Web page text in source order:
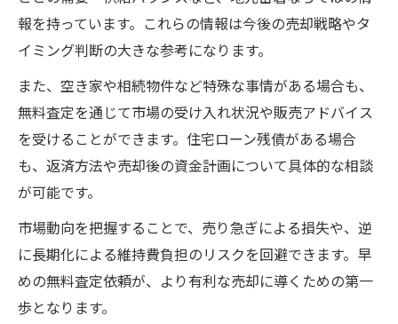
報を持っています。これらの情報は今後の売却戦略やタ
イミング判断の大きな参考になります。
また、空き家や相続物件など特殊な事情がある場合も、
無料査定を通じて市場の受け入れ状況や販売アドバイス
を受けることができます。住宅ローン残債がある場合
も、返済方法や売却後の資金計画について具体的な相談
が可能です。
市場動向を把握することで、売り急ぎによる損失や、逆
に長期化による維持費負担のリスクを回避できます。早
めの無料査定依頼が、より有利な売却に導くための第一
歩となります。